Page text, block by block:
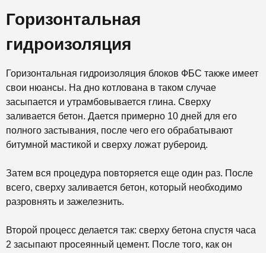
Горизонтальная
гидроизоляция
Горизонтальная гидроизоляция блоков ФБС также имеет
свои нюансы. На дно котлована в таком случае
засыпается и утрамбовывается глина. Сверху
заливается бетон. Дается примерно 10 дней для его
полного застывания, после чего его обрабатывают
битумной мастикой и сверху ложат рубероид.
Затем вся процедура повторяется еще один раз. После
всего, сверху заливается бетон, который необходимо
разровнять и зажелезнить.
Второй процесс делается так: сверху бетона спустя часа
2 засыпают просеянный цемент. После того, как он